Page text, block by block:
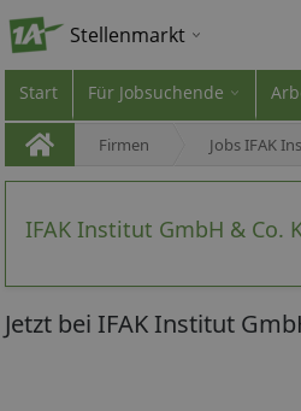
Stellenmarkt
Start Für Jobsuchende
Firmen Jobs IFAK
IFAK Institut GmbH & Co.
Jetzt bei IFAK Institut